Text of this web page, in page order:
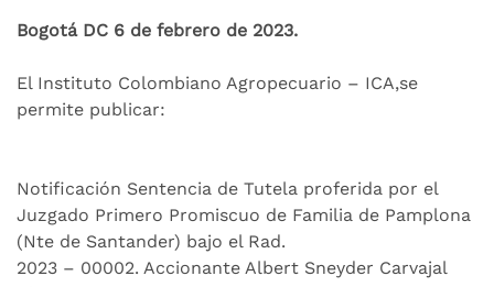
Bogotá DC 6 de febrero de 2023.
El Instituto Colombiano Agropecuario – ICA,se
permite publicar:
Notificación Sentencia de Tutela proferida por el
Juzgado Primero Promiscuo de Familia de Pamplona
(Nte de Santander) bajo el Rad.
2023 – 00002. Accionante Albert Sneyder Carvajal